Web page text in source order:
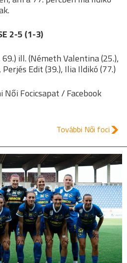
2-5 (1-3)
ill. (Németh Valentina (25.),
Edit (39.), Ilia Ildikó (77.)
Focicsapat / Facebook
További Női foci